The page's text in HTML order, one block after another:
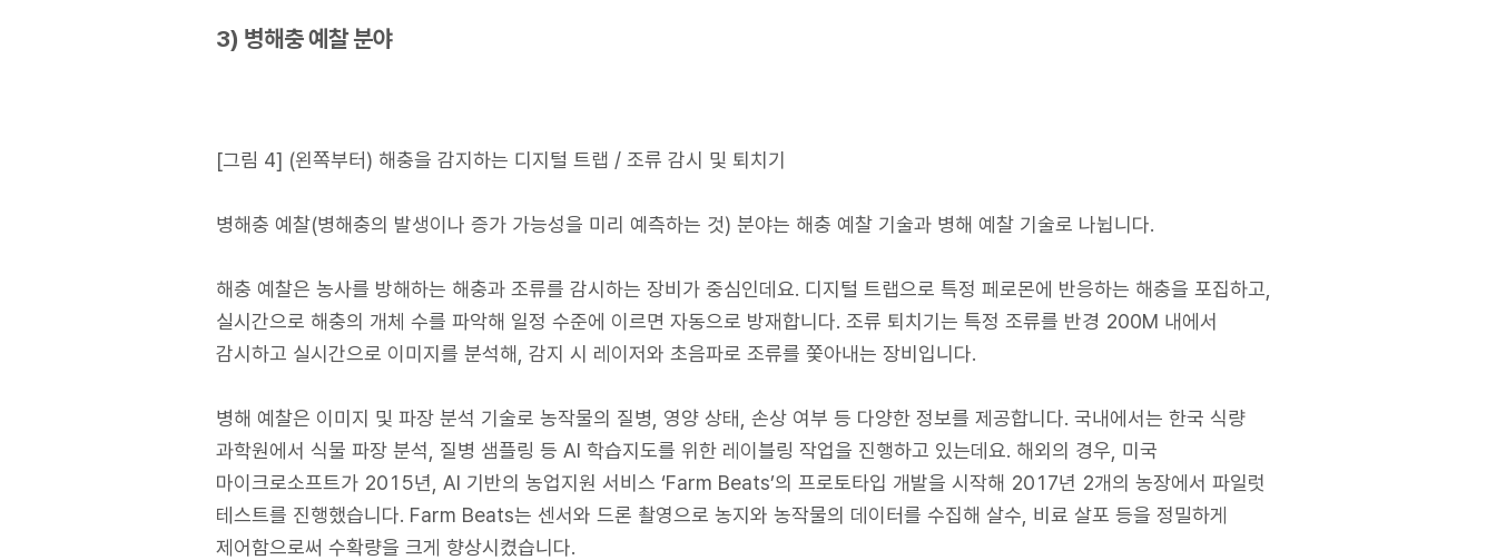
3) 병해충 예찰 분야
[그림 4] (왼쪽부터) 해충을 감지하는 디지털 트랩 / 조류 감시 및 퇴치기
병해충 예찰(병해충의 발생이나 증가 가능성을 미리 예측하는 것) 분야는 해충 예찰 기술과 병해 예찰 기술로 나뉩니다.
해충 예찰은 농사를 방해하는 해충과 조류를 감시하는 장비가 중심인데요. 디지털 트랩으로 특정 페로몬에 반응하는 해충을 포집하고,
실시간으로 해충의 개체 수를 파악해 일정 수준에 이르면 자동으로 방재합니다. 조류 퇴치기는 특정 조류를 반경 200M 내에서
감시하고 실시간으로 이미지를 분석해, 감지 시 레이저와 초음파로 조류를 쫓아내는 장비입니다.
병해 예찰은 이미지 및 파장 분석 기술로 농작물의 질병, 영양 상태, 손상 여부 등 다양한 정보를 제공합니다. 국내에서는 한국 식량
과학원에서 식물 파장 분석, 질병 샘플링 등 AI 학습지도를 위한 레이블링 작업을 진행하고 있는데요. 해외의 경우, 미국
마이크로소프트가 2015년, AI 기반의 농업지원 서비스 ‘Farm Beats’의 프로토타입 개발을 시작해 2017년 2개의 농장에서 파일럿
테스트를 진행했습니다. Farm Beats는 센서와 드론 촬영으로 농지와 농작물의 데이터를 수집해 살수, 비료 살포 등을 정밀하게
제어함으로써 수확량을 크게 향상시켰습니다.